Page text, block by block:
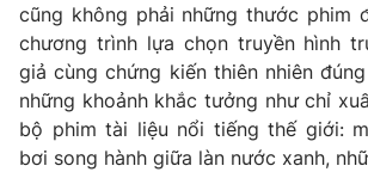
cũng không phải những thước phim
chương trình lựa chọn truyền hình
giả cùng chứng kiến thiên nhiên
những khoảnh khắc tưởng như chỉ
bộ phim tài liệu nổi tiếng thế giới:
bơi song hành giữa làn nước xanh,